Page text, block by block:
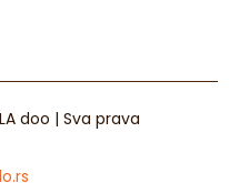
doo | Sva prava